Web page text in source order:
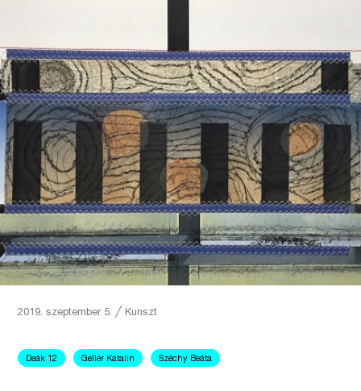
2019. szeptember 5.╱ Kunszt
Deák 12 Gellér Katalin Széchy Beáta